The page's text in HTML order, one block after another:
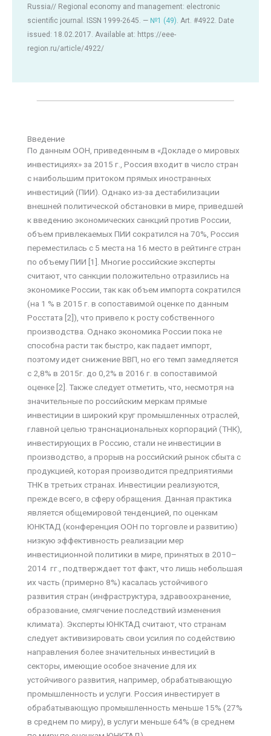
Russia// Regional economy and management: electronic
scientific journal. ISSN 1999-2645. — №1 (49). Art. #4922. Date
issued: 18.02.2017. Available at: https://eee-
region.ru/article/4922/
Введение
По данным ООН, приведенным в «Докладе о мировых
инвестициях» за 2015 г., Россия входит в число стран
с наибольшим притоком прямых иностранных
инвестиций (ПИИ). Однако из-за дестабилизации
внешней политической обстановки в мире, приведшей
к введению экономических санкций против России,
объем привлекаемых ПИИ сократился на 70%, Россия
переместилась с 5 места на 16 место в рейтинге стран
по объему ПИИ [1]. Многие российские эксперты
считают, что санкции положительно отразились на
экономике России, так как объем импорта сократился
(на 1 % в 2015 г. в сопоставимой оценке по данным
Росстата [2]), что привело к росту собственного
производства. Однако экономика России пока не
способна расти так быстро, как падает импорт,
поэтому идет снижение ВВП, но его темп замедляется
с 2,8% в 2015г. до 0,2% в 2016 г. в сопоставимой
оценке [2]. Также следует отметить, что, несмотря на
значительные по российским меркам прямые
инвестиции в широкий круг промышленных отраслей,
главной целью транснациональных корпораций (ТНК),
инвестирующих в Россию, стали не инвестиции в
производство, а прорыв на российский рынок сбыта с
продукцией, которая производится предприятиями
ТНК в третьих странах. Инвестиции реализуются,
прежде всего, в сферу обращения. Данная практика
является общемировой тенденцией, по оценкам
ЮНКТАД (конференция ООН по торговле и развитию)
низкую эффективность реализации мер
инвестиционной политики в мире, принятых в 2010–
2014 гг., подтверждает тот факт, что лишь небольшая
их часть (примерно 8%) касалась устойчивого
развития стран (инфраструктура, здравоохранение,
образование, смягчение последствий изменения
климата). Эксперты ЮНКТАД считают, что странам
следует активизировать свои усилия по содействию
направления более значительных инвестиций в
секторы, имеющие особое значение для их
устойчивого развития, например, обрабатывающую
промышленность и услуги. Россия инвестирует в
обрабатывающую промышленность меньше 15% (27%
в среднем по миру), в услуги меньше 64% (в среднем